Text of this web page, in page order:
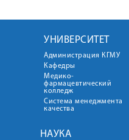
УНИВЕРСИТЕТ
Администрация КГМУ
Кафедры
Медико-
фармацевтический
колледж
Система менеджмента
качества
НАУКА